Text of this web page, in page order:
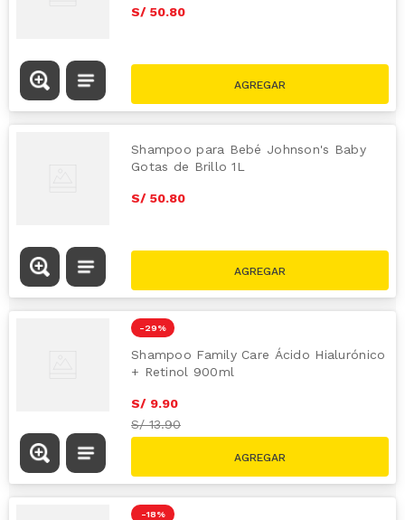
S/ 50.80
Shampoo para Bebé Johnson's Baby
Gotas de Brillo 1L
S/ 50.80
-29 %
Shampoo Family Care Ácido Hialurónico
+ Retinol 900ml
S/ 9.90
S/13.90
-18 %